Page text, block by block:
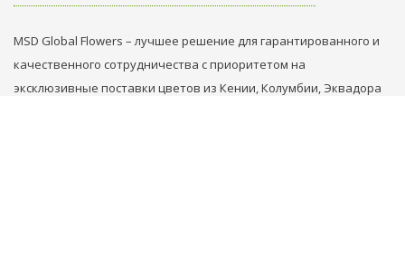
MSD Global Flowers – лучшее решение для гарантированного и
качественного сотрудничества с приоритетом на
эксклюзивные поставки цветов из Кении, Колумбии, Эквадора